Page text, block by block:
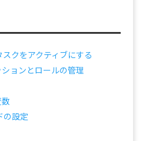
クをアクティブにする
ョンとロールの管理
の設定